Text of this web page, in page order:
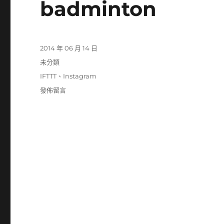
badminton
發
佈
期:
2014 年 06 月 14 日
分
未分類
標
籤
IFTTT、 Instagram
在
發佈留言